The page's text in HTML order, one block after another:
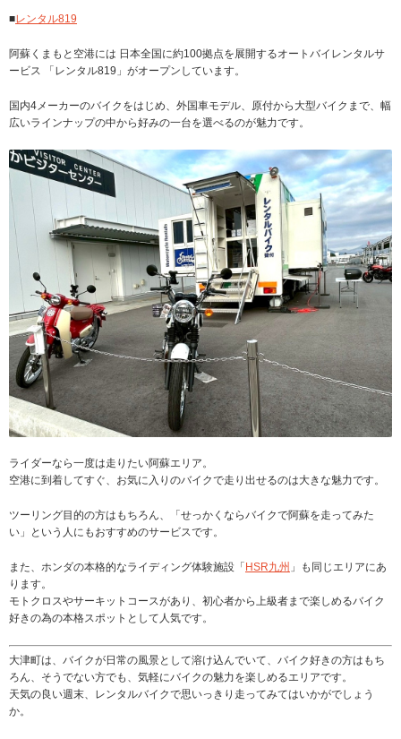
■レンタル819
阿蘇くまもと空港には 日本全国に約100拠点を展開するオートバイレンタルサ
ービス 「レンタル819」がオープンしています。
国内4メーカーのバイクをはじめ、外国車モデル、原付から大型バイクまで、幅
広いラインナップの中から好みの一台を選べるのが魅力です。
ライダーなら一度は走りたい阿蘇エリア。
空港に到着してすぐ、お気に入りのバイクで走り出せるのは大きな魅力です。
ツーリング目的の方はもちろん、「せっかくならバイクで阿蘇を走ってみた
い」という人にもおすすめのサービスです。
また、ホンダの本格的なライディング体験施設「 HSR九州 」も同じエリアにあ
ります。
モトクロスやサーキットコースがあり、初心者から上級者まで楽しめるバイク
好きの為の本格スポットとして人気です。
大津町は、バイクが日常の風景として溶け込んでいて、バイク好きの方はもち
ろん、そうでない方でも、気軽にバイクの魅力を楽しめるエリアです。
天気の良い週末、レンタルバイクで思いっきり走ってみてはいかがでしょう
か。